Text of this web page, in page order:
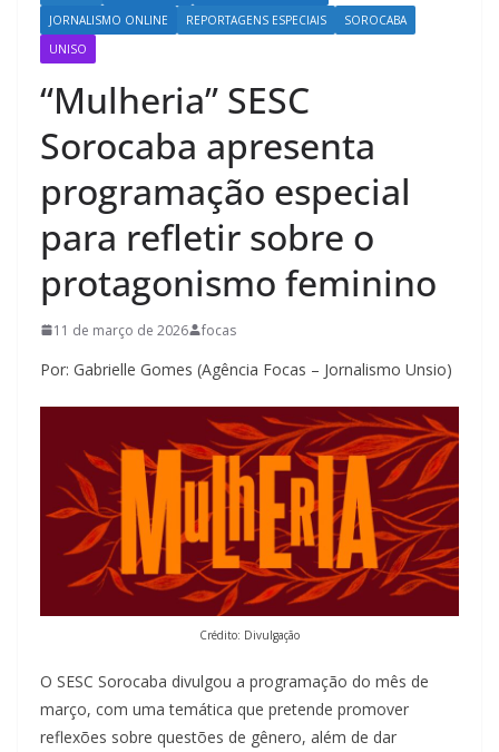
JORNALISMO ONLINE
REPORTAGENS ESPECIAIS
SOROCABA
UNISO
“Mulheria” SESC
Sorocaba apresenta
programação especial
para refletir sobre o
protagonismo feminino
11 de março de 2026 focas
Por: Gabrielle Gomes (Agência Focas – Jornalismo Unsio)
Crédito: Divulgação
O SESC Sorocaba divulgou a programação do mês de
março, com uma temática que pretende promover
reflexões sobre questões de gênero, além de dar